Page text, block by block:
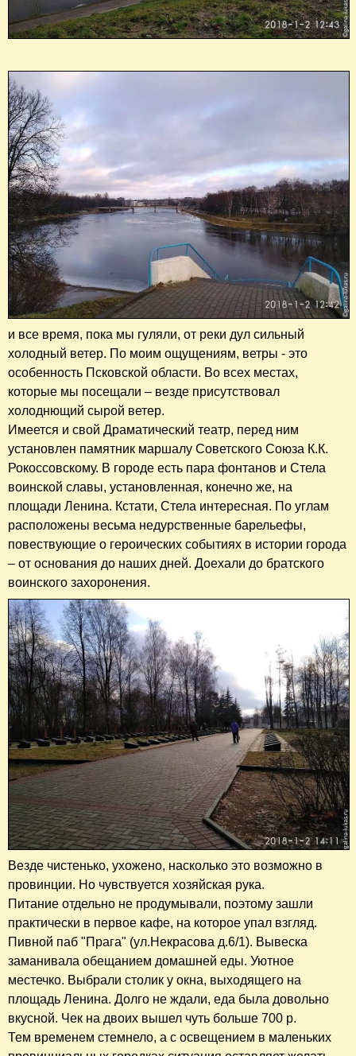
и все время, пока мы гуляли, от реки дул сильный
холодный ветер. По моим ощущениям, ветры - это
особенность Псковской области. Во всех местах,
которые мы посещали – везде присутствовал
холоднющий сырой ветер.
Имеется и свой Драматический театр, перед ним
установлен памятник маршалу Советского Союза К.К.
Рокоссовскому. В городе есть пара фонтанов и Стела
воинской славы, установленная, конечно же, на
площади Ленина. Кстати, Стела интересная. По углам
расположены весьма недурственные барельефы,
повествующие о героических событиях в истории города
– от основания до наших дней. Доехали до братского
воинского захоронения.
Везде чистенько, ухожено, насколько это возможно в
провинции. Но чувствуется хозяйская рука.
Питание отдельно не продумывали, поэтому зашли
практически в первое кафе, на которое упал взгляд.
Пивной паб "Прага" (ул.Некрасова д.6/1). Вывеска
заманивала обещанием домашней еды. Уютное
местечко. Выбрали столик у окна, выходящего на
площадь Ленина. Долго не ждали, еда была довольно
вкусной. Чек на двоих вышел чуть больше 700 р.
Тем временем стемнело, а с освещением в маленьких